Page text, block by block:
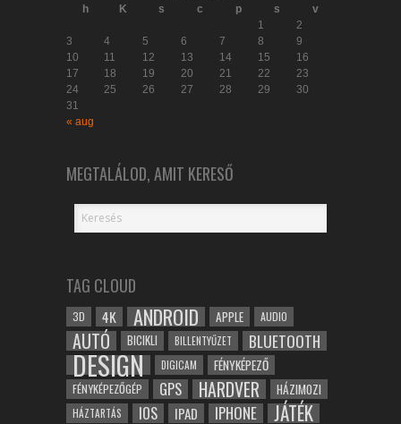
h
K s c p s
v
1
2
3
4 5 6 7 8
9
10
11 12 13 14 15
16
17
18 19 20 21 22
23
24
25 26 27 28 29
30
31
« aug
MEGTALÁLOD, AMIT KERESŐ
TAG CLOUD
3D 4K ANDROID APPLE AUDIO
AUTÓ BICIKLI BILLENTYŰZET BLUETOOTH
DESIGN DIGICAM FÉNYKÉPEZŐ
FÉNYKÉPEZŐGÉP GPS HARDVER HÁZIMOZI
HÁZTARTÁS IOS IPAD IPHONE JÁTÉK